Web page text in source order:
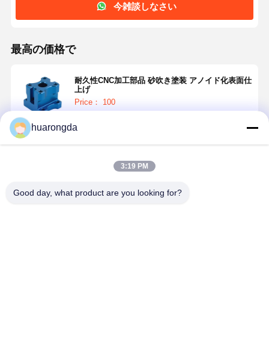
今雑談しなさい
最高の価格で
耐久性CNC加工部品 砂吹き塗装 アノイド化表面仕
上げ
Price： 100
huarongda
3:19 PM
Good day, what product are you looking for?